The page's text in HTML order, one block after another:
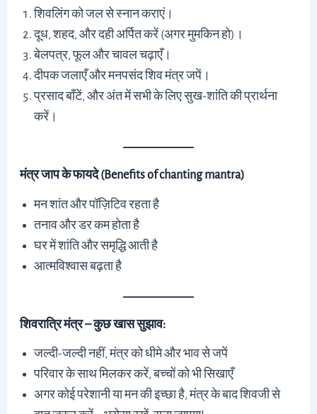
शिवलिंग को जल से स्नान कराएं।
दूध, शहद, और दही अर्पित करें (अगर मुमकिन हो)।
बेलपत्र, फूल और चावल चढ़ाएँ।
दीपक जलाएँ और मनपसंद शिव मंत्र जपें।
प्रसाद बाँटें, और अंत में सभी के लिए सुख-शांति की प्रार्थना
करें।
मंत्र जाप के फायदे (Benefits of chanting mantra)
मन शांत और पॉज़िटिव रहता है
तनाव और डर कम होता है
घर में शांति और समृद्धि आती है
आत्मविश्वास बढ़ता है
शिवरात्रि मंत्र – कुछ खास सुझाव:
जल्दी-जल्दी नहीं, मंत्र को धीमे और भाव से जपें
परिवार के साथ मिलकर करें, बच्चों को भी सिखाएँ
अगर कोई परेशानी या मन की इच्छा है, मंत्र के बाद शिवजी से